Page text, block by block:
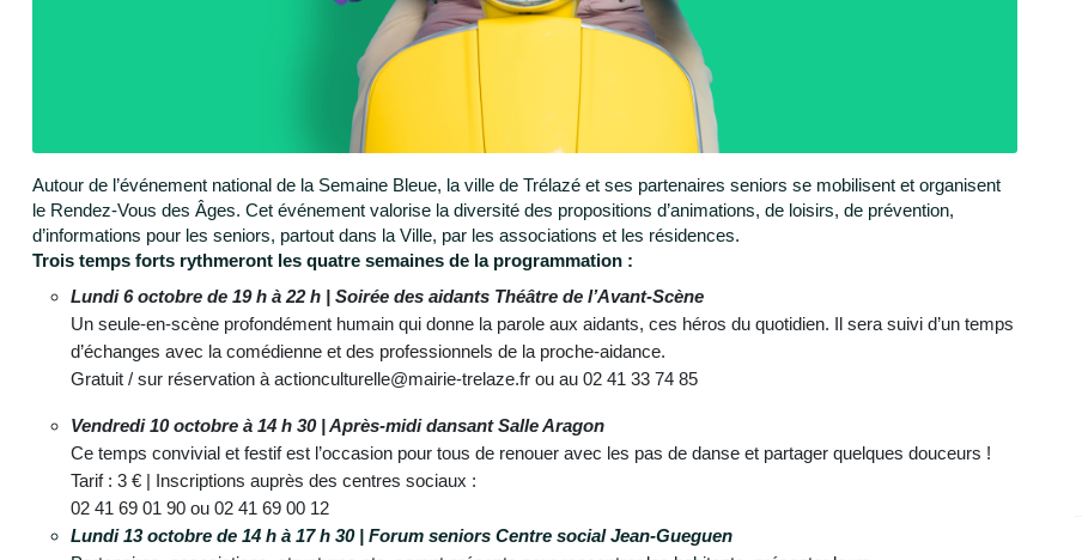
Autour de l’événement national de la Semaine Bleue, la ville de Trélazé et ses partenaires seniors se mobilisent et organisent
le Rendez-Vous des Âges. Cet événement valorise la diversité des propositions d’animations, de loisirs, de prévention,
d’informations pour les seniors, partout dans la Ville, par les associations et les résidences.
Trois temps forts rythmeront les quatre semaines de la programmation :
Lundi 6 octobre de 19 h à 22 h | Soirée des aidants Théâtre de l’Avant-Scène
Un seule-en-scène profondément humain qui donne la parole aux aidants, ces héros du quotidien. Il sera suivi d’un temps
d’échanges avec la comédienne et des professionnels de la proche-aidance.
Gratuit / sur réservation à actionculturelle@mairie-trelaze.fr ou au 02 41 33 74 85
Vendredi 10 octobre à 14 h 30 | Après-midi dansant Salle Aragon
Ce temps convivial et festif est l’occasion pour tous de renouer avec les pas de danse et partager quelques douceurs !
Tarif : 3 € | Inscriptions auprès des centres sociaux :
02 41 69 01 90 ou 02 41 69 00 12
Lundi 13 octobre de 14 h à 17 h 30 | Forum seniors Centre social Jean-Gueguen